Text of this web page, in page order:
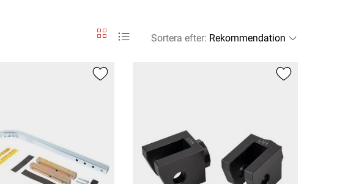
Sortera efter: